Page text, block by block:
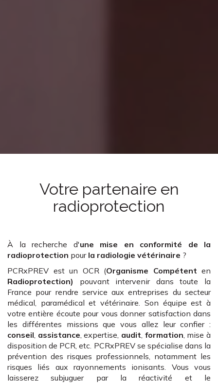
Votre partenaire en
radioprotection
À la recherche d'une mise en conformité de la
radioprotection pour la radiologie vétérinaire ?
PCRxPREV est un OCR (Organisme Compétent en
Radioprotection) pouvant intervenir dans toute la
France pour rendre service aux entreprises du secteur
médical, paramédical et vétérinaire. Son équipe est à
votre entière écoute pour vous donner satisfaction dans
les différentes missions que vous allez leur confier :
conseil, assistance, expertise, audit, formation, mise à
disposition de PCR, etc. PCRxPREV se spécialise dans la
prévention des risques professionnels, notamment les
risques liés aux rayonnements ionisants. Vous vous
laisserez subjuguer par la réactivité et le